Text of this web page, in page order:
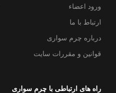
ورود اعضاء
ارتباط با ما
درباره چرم سواری
قوانین و مقررات سایت
راه های ارتباطی با چرم سواری